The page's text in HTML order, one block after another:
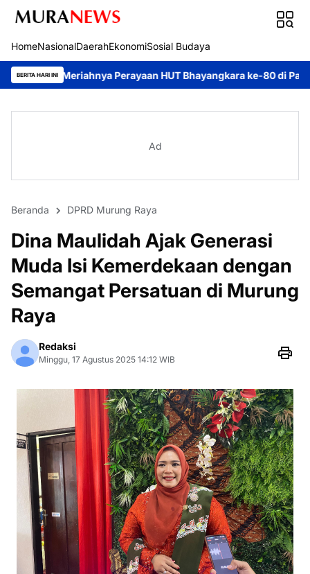
HomeNasionalDaerahEkonomiSosial Budaya
BERITA HARI INIHUT Bhayangkara ke-80 di Palangka Raya
Ad
Beranda DPRD Murung Raya
Dina Maulidah Ajak Generasi
Muda Isi Kemerdekaan dengan
Semangat Persatuan di Murung
Raya
Redaksi
Minggu, 17 Agustus 2025 14:12 WIB